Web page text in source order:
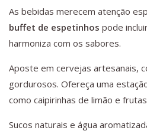
As bebidas merecem atenção
buffet de espetinhos pode
harmoniza com os sabores.
Aposte em cervejas artesanais,
gordurosos. Ofereça uma
como caipirinhas de limão e
Sucos naturais e água